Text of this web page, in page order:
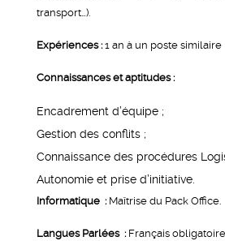
transport…).
Expériences :1 an à un poste similaire
Connaissances et aptitudes :
Encadrement d’équipe ;
Gestion des conflits ;
Connaissance des procédures
Autonomie et prise d’initiative.
Informatique : Maîtrise du Pack Office.
Langues Parlées : Français obligatoire.